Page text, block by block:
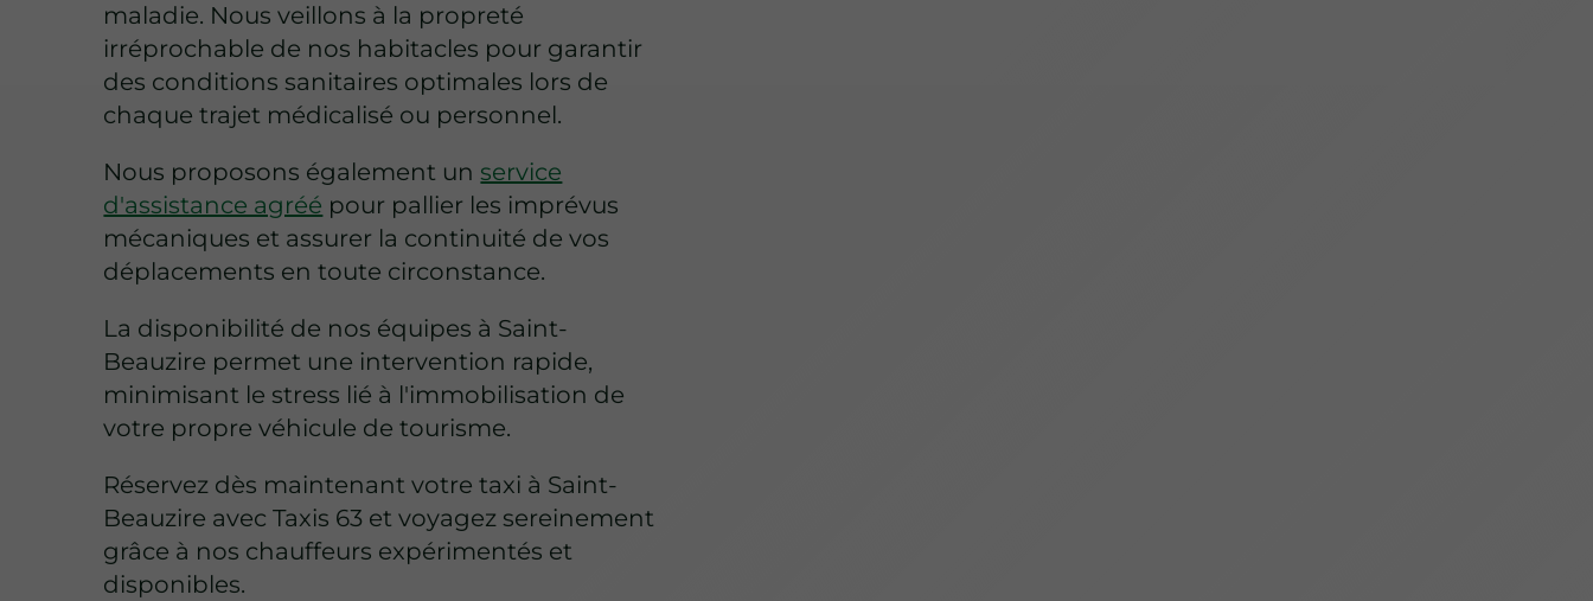
maladie. Nous veillons à la propreté
irréprochable de nos habitacles pour garantir
des conditions sanitaires optimales lors de
chaque trajet médicalisé ou personnel.
Nous proposons également unservice
d'assistance agréé pour pallier les imprévus
mécaniques et assurer la continuité de vos
déplacements en toute circonstance.
La disponibilité de nos équipes à Saint-
Beauzire permet une intervention rapide,
minimisant le stress lié à l'immobilisation de
votre propre véhicule de tourisme.
Réservez dès maintenant votre taxi à Saint-
Beauzire avec Taxis 63 et voyagez sereinement
grâce à nos chauffeurs expérimentés et
disponibles.